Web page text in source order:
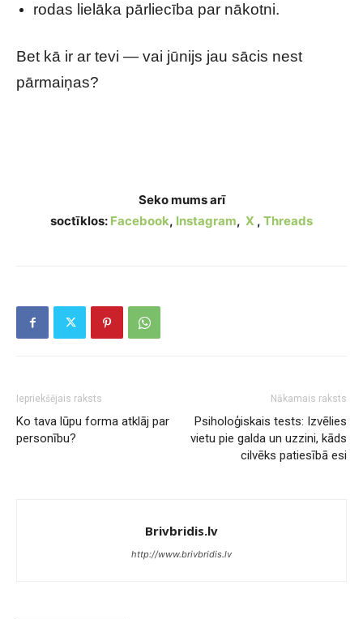
rodas lielāka pārliecība par nākotni.
Bet kā ir ar tevi — vai jūnijs jau sācis nest
pārmaiņas?
Seko mums arī
soctīklos: Facebook, Instagram, X , Threads
Iepriekšējais raksts
Ko tava lūpu forma atklāj par
personību?
Nākamais raksts
Psiholoģiskais tests: Izvēlies
vietu pie galda un uzzini, kāds
cilvēks patiesībā esi
Brivbridis.lv
http://www.brivbridis.lv